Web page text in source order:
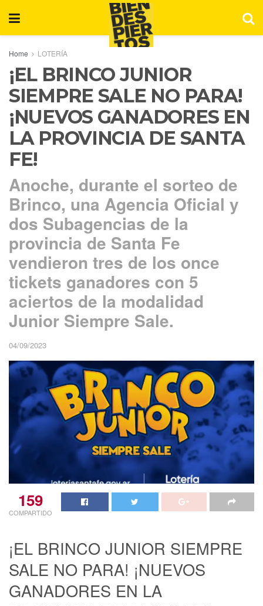
Home LOTERÍA
¡EL BRINCO JUNIOR
SIEMPRE SALE NO PARA!
¡NUEVOS GANADORES EN
LA PROVINCIA DE SANTA
FE!
Anoche, durante el sorteo de
Brinco, una Agencia Oficial y
dos Subagencias de la
provincia de Santa Fe
vendieron tres de los once
tickets ganadores con 5
aciertos de la modalidad
Junior Siempre Sale.
04/09/2023
159
COMPARTIDO
¡EL BRINCO JUNIOR SIEMPRE
SALE NO PARA! ¡NUEVOS
GANADORES EN LA